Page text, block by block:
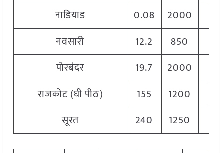
नाडियाड 0.08 2000
नवसारी
12.2 850
पोरबंदर
19.7 2000
राजकोट (घी पीठ)
155 1200
सूरत
240 1250